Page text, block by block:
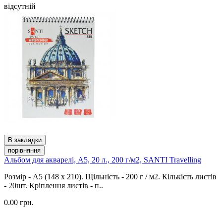
відсутній
В закладки
порівняння
Альбом для акварелі, A5, 20 л., 200 г/м2, SANTI Travelling
Розмір - А5 (148 x 210). Щільність - 200 г / м2. Кількість листів
- 20шт. Кріплення листів - п..
0.00 грн.